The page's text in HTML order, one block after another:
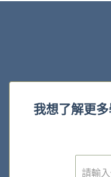
我想了解更
電
子